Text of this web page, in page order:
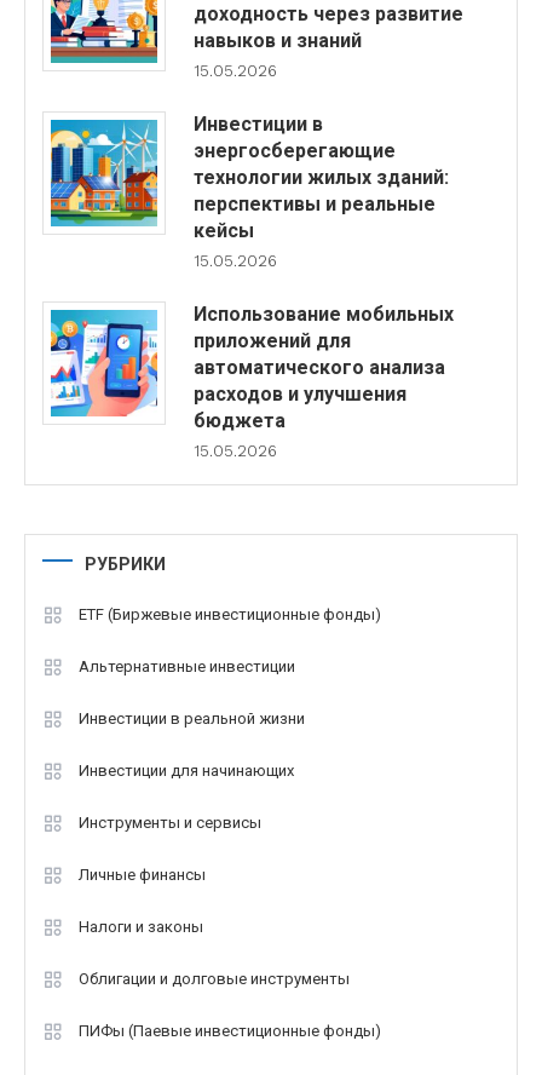
доходность через развитие
навыков и знаний
15.05.2026
Инвестиции в
энергосберегающие
технологии жилых зданий:
перспективы и реальные
кейсы
15.05.2026
Использование мобильных
приложений для
автоматического анализа
расходов и улучшения
бюджета
15.05.2026
РУБРИКИ
ETF (Биржевые инвестиционные фонды)
Альтернативные инвестиции
Инвестиции в реальной жизни
Инвестиции для начинающих
Инструменты и сервисы
Личные финансы
Налоги и законы
Облигации и долговые инструменты
ПИФы (Паевые инвестиционные фонды)